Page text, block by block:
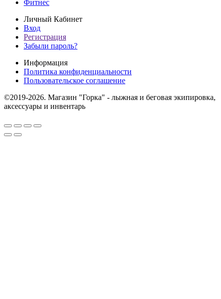
Фитнес
Личный Кабинет
Вход
Регистрация
Забыли пароль?
Информация
Политика конфиденциальности
Пользовательское соглашение
©2019-2026. Магазин "Горка" - лыжная и беговая экипировка,
аксессуары и инвентарь